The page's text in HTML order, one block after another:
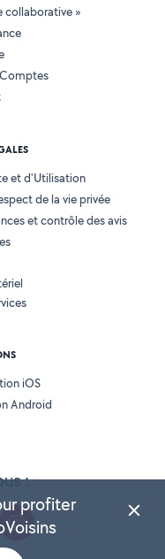
:
collaborative »
et d'Utilisation
de la vie privée
et contrôle des avis
iOS
Android
profiter